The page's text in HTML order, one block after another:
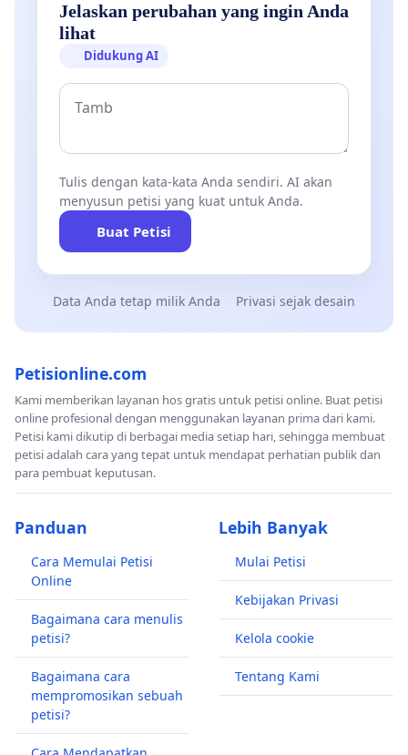
Jelaskan perubahan yang ingin Anda
lihat
Didukung AI
Tulis dengan kata-kata Anda sendiri. AI akan
menyusun petisi yang kuat untuk Anda.
Buat Petisi
Data Anda tetap milik Anda Privasi sejak desain
Petisionline.com
Kami memberikan layanan hos gratis untuk petisi online. Buat petisi
online profesional dengan menggunakan layanan prima dari kami.
Petisi kami dikutip di berbagai media setiap hari, sehingga membuat
petisi adalah cara yang tepat untuk mendapat perhatian publik dan
para pembuat keputusan.
Panduan
Cara Memulai Petisi
Online
Bagaimana cara menulis
petisi?
Bagaimana cara
mempromosikan sebuah
petisi?
Lebih Banyak
Mulai Petisi
Kebijakan Privasi
Kelola cookie
Tentang Kami